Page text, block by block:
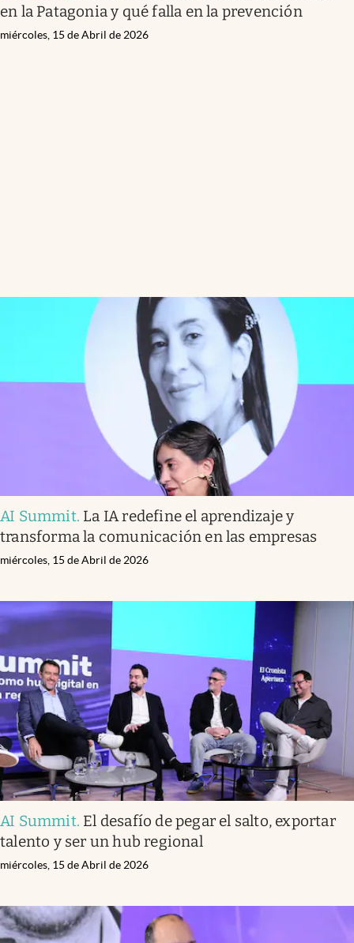
en la Patagonia y qué falla en la prevención
miércoles, 15 de Abril de 2026
AI Summit. La IA redefine el aprendizaje y
transforma la comunicación en las empresas
miércoles, 15 de Abril de 2026
AI Summit. El desafío de pegar el salto, exportar
talento y ser un hub regional
miércoles, 15 de Abril de 2026